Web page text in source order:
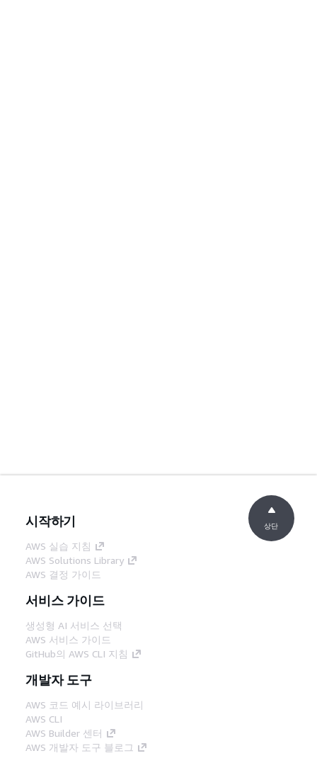
시작하기
AWS 실습 지침
AWS Solutions Library
AWS 결정 가이드
서비스 가이드
생성형 AI 서비스 선택
AWS 서비스 가이드
GitHub의 AWS CLI 지침
개발자 도구
AWS 코드 예시 라이브러리
AWS CLI
AWS Builder 센터
AWS 개발자 도구 블로그
상단